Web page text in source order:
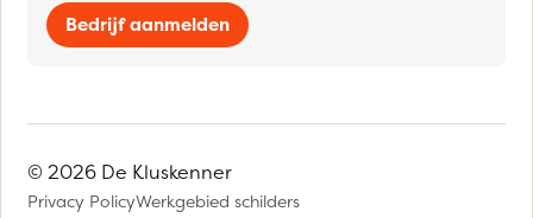
Bedrijf aanmelden
© 2026 De Kluskenner
Privacy PolicyWerkgebied schilders